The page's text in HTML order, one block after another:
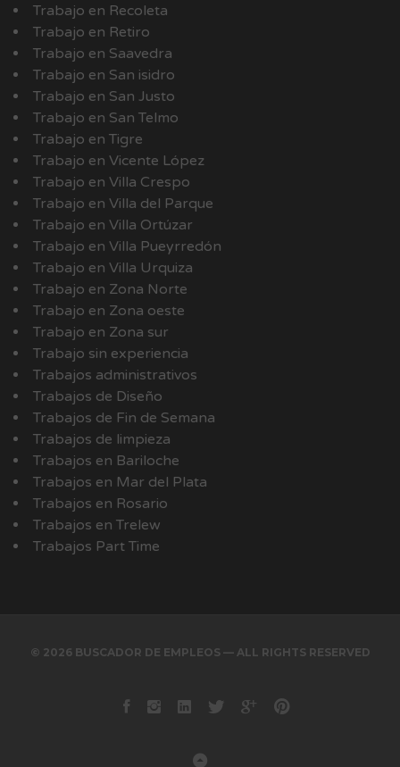
Trabajo en Recoleta
Trabajo en Retiro
Trabajo en Saavedra
Trabajo en San isidro
Trabajo en San Justo
Trabajo en San Telmo
Trabajo en Tigre
Trabajo en Vicente López
Trabajo en Villa Crespo
Trabajo en Villa del Parque
Trabajo en Villa Ortúzar
Trabajo en Villa Pueyrredón
Trabajo en Villa Urquiza
Trabajo en Zona Norte
Trabajo en Zona oeste
Trabajo en Zona sur
Trabajo sin experiencia
Trabajos administrativos
Trabajos de Diseño
Trabajos de Fin de Semana
Trabajos de limpieza
Trabajos en Bariloche
Trabajos en Mar del Plata
Trabajos en Rosario
Trabajos en Trelew
Trabajos Part Time
© 2026 BUSCADOR DE EMPLEOS — ALL RIGHTS RESERVED
Facebook
instagram
LinkedinTwitterGoogle+